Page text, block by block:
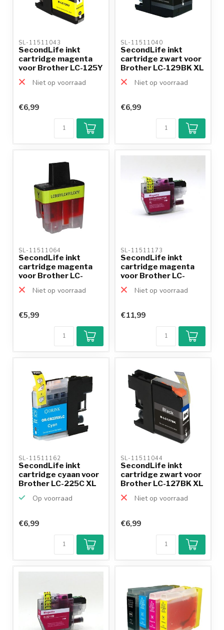
SL-11511043
SecondLife inkt
cartridge magenta
voor Brother LC-125Y
Niet op voorraad
€6,99
SL-11511040
SecondLife inkt
cartridge zwart voor
Brother LC-129BK XL
Niet op voorraad
€6,99
SL-11511064
SecondLife inkt
cartridge magenta
voor Brother LC-
900Y
Niet op voorraad
€5,99
SL-11511173
SecondLife inkt
cartridge magenta
voor Brother LC-
3219M XL
Niet op voorraad
€11,99
SL-11511162
SecondLife inkt
cartridge cyaan voor
Brother LC-225C XL
Op voorraad
€6,99
SL-11511044
SecondLife inkt
cartridge zwart voor
Brother LC-127BK XL
Niet op voorraad
€6,99